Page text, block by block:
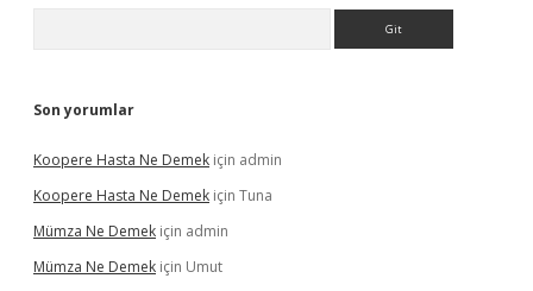
Son yorumlar
Koopere Hasta Ne Demek için admin
Koopere Hasta Ne Demek için Tuna
Mümza Ne Demek için admin
Mümza Ne Demek için Umut